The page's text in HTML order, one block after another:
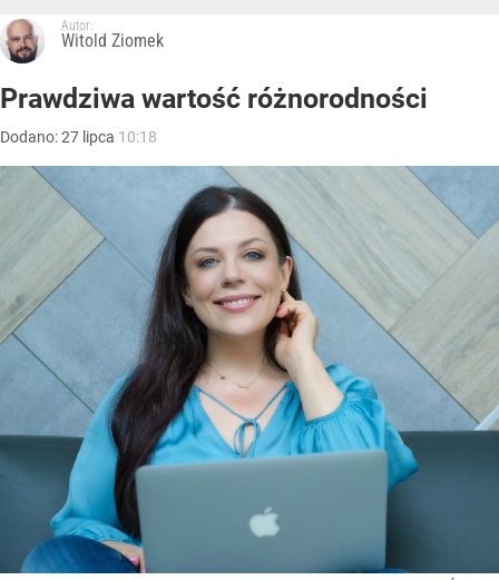
Autor:
Witold Ziomek
Prawdziwa wartość różnorodności
Dodano:27 lipca 10:18